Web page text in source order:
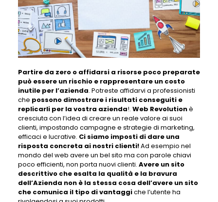
Partire da zero o affidarsi a risorse poco preparate
può essere un rischio e rappresentare un costo
inutile per l’azienda. Potreste affidarvi a professionisti
che possono dimostrare i risultati conseguiti e
replicarli per la vostra azienda!. Web Revolutionè
cresciuta con l’idea di creare un reale valore ai suoi
clienti, impostando campagne e strategie di marketing,
efficaci e lucrative. Ci siamo imposti di dare una
risposta concreta ai nostri clienti!Ad esempio nel
mondo del web avere un bel sito ma con parole chiavi
poco efficienti, non porta nuovi clienti. Avere un sito
descrittivo che esalta la qualità e la bravura
dell’Azienda non è la stessa cosa dell’avere un sito
che comunica il tipo di vantaggiche l’utente ha